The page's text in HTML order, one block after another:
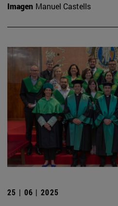
Imagen Manuel Castells
25 | 06 | 2025